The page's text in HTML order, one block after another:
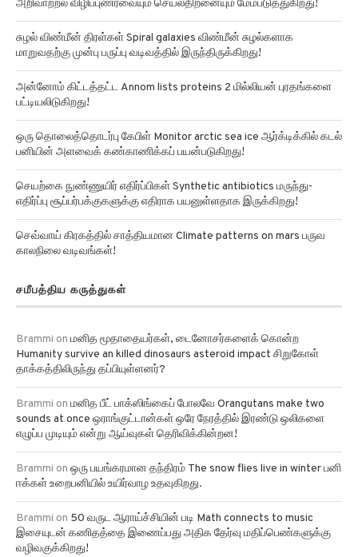
அறிவாற்றல் விழிப்புணர்வையும் செயல்திறனையும் மேம்படுத்துகிறது!
சுழல் விண்மீன் திரள்கள் Spiral galaxies விண்மீன் சுழல்களாக
மாறுவதற்கு முன்பு பருப்பு வடிவத்தில் இருந்திருக்கிறது!
அன்னோம் கிட்டத்தட்ட Annom lists proteins 2 மில்லியன் புரதங்களை
பட்டியலிடுகிறது!
ஒரு தொலைத்தொடர்பு கேபிள் Monitor arctic sea ice ஆர்க்டிக்கில் கடல்
பனியின் அளவைக் கண்காணிக்கப் பயன்படுகிறது!
செயற்கை நுண்ணுயிர் எதிர்ப்பிகள் Synthetic antibiotics மருந்து-
எதிர்ப்பு சூப்பர்பக்குகளுக்கு எதிராக பயனுள்ளதாக இருக்கிறது!
செவ்வாய் கிரகத்தில் சாத்தியமான Climate patterns on mars பருவ
காலநிலை வடிவங்கள்!
சமீபத்திய கருத்துகள்
Brammi on மனித மூதாதையர்கள், டைனோசர்களைக் கொன்ற
Humanity survive an killed dinosaurs asteroid impact சிறுகோள்
தாக்கத்திலிருந்து தப்பியுள்ளனர்?
Brammi on மனித பீட் பாக்ஸிங்கைப் போலவே Orangutans make two
sounds at once ஒராங்குட்டான்கள் ஒரே நேரத்தில் இரண்டு ஒலிகளை
எழுப்ப முடியும் என்று ஆய்வுகள் தெரிவிக்கின்றன!
Brammi on ஒரு பயங்கரமான தந்திரம் The snow flies live in winter பனி
ஈக்கள் உறைபனியில் உயிர்வாழ உதவுகிறது.
Brammi on 50 வருட ஆராய்ச்சியின் படி Math connects to music
இசையுடன் கணிதத்தை இணைப்பது அதிக தேர்வு மதிப்பெண்களுக்கு
வழிவகுக்கிறது!